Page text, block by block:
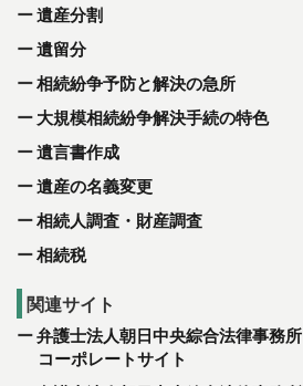
遺産分割
遺留分
相続紛争予防と解決の急所
大規模相続紛争解決手続の特色
遺言書作成
遺産の名義変更
相続人調査・財産調査
相続税
関連サイト
弁護士法人朝日中央綜合法律事務所
コーポレートサイト